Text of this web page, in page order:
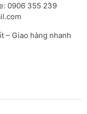
0906 355 239
– Giao hàng nhanh